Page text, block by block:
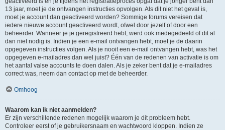
13 jaar, moet je de ontvangen instructies opvolgen. Als dit niet het geval is,
moet je account dan geactiveerd worden? Sommige forums vereisen dat
iedere nieuwe account geactiveerd wordt, ofwel door jezelf of door een
beheerder. Wanneer je je geregistreerd hebt, werd ook medegedeeld of dit al
dan niet nodig is. Indien je een e-mail ontvangen hebt, moet je de daarin
opgegeven instructies volgen. Als je nooit een e-mail ontvangen hebt, was het
opgegeven e-mailadres dan wel juist? Één van de redenen van activatie is om
het aantal valse accounts te doen dalen. Als je zeker bent dat je e-mailadres
correct was, neem dan contact op met de beheerder.
Omhoog
Waarom kan ik niet aanmelden?
Er zijn verschillende redenen mogelijk waarom je dit probleem hebt.
Controleer eerst of je gebruikersnaam en wachtwoord kloppen. Indien ze